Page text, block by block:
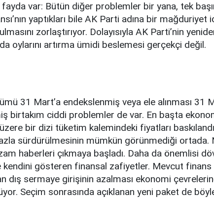
var: Bütün diğer problemler bir yana, tek
yaptıkları bile AK Parti adına bir mağduriyet
zorlaştırıyor. Dolayısıyla AK Parti’nin
oylarını artırma ümidi beslemesi gerçekçi değil.
31 Mart’a endekslenmiş veya ele alınması 31
birtakım ciddi problemler de var. En başta
bir dizi tüketim kalemindeki fiyatları
sürdürülmesinin mümkün görünmediği ortada.
haberleri çıkmaya başladı. Daha da önemlisi
kendini gösteren finansal zafiyetler. Mevcut
dış sermaye girişinin azalması ekonomi
Seçim sonrasında açıklanan yeni paket de